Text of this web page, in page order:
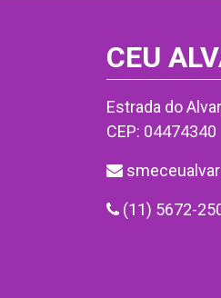
CEU
Estrada do
CEP: 04474340
(11) 5672-